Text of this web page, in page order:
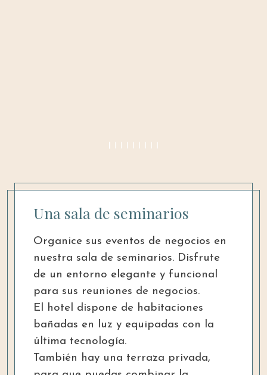
Una sala de seminarios
Organice sus eventos de negocios en
nuestra sala de seminarios. Disfrute
de un entorno elegante y funcional
para sus reuniones de negocios.
El hotel dispone de habitaciones
bañadas en luz y equipadas con la
última tecnología.
También hay una terraza privada,